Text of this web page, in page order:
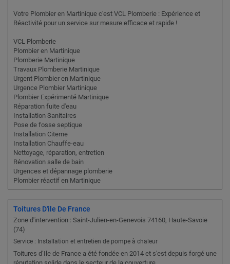
Votre Plombier en Martinique c'est VCL Plomberie : Expérience et
Réactivité pour un service sur mesure efficace et rapide !
VCL Plomberie
Plombier en Martinique
Plomberie Martinique
Travaux Plomberie Martinique
Urgent Plombier en Martinique
Urgence Plombier Martinique
Plombier Expérimenté Martinique
Réparation fuite d'eau
Installation Sanitaires
Pose de fosse septique
Installation Citerne
Installation Chauffe-eau
Nettoyage, réparation, entretien
Rénovation salle de bain
Urgences et dépannage plomberie
Plombier réactif en Martinique
Toitures D'ile De France
Zone d'intervention : Saint-Julien-en-Genevois 74160, Haute-Savoie
(74)
Service : Installation et entretien de pompe à chaleur
Toitures d’Ile de France a été fondée en 2014 et s'est depuis forgé une